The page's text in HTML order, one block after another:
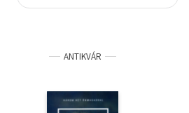
Életmód, egészség
Hobbi, szabadidő
ANTIKVÁR